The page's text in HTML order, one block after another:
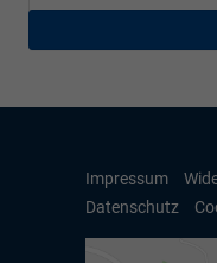
Impressum
Datenschutz